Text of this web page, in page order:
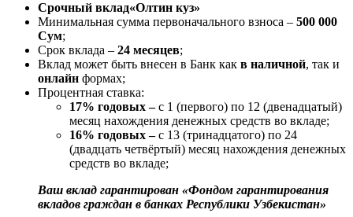
Срочный вклад«Олтин куз»
Минимальная сумма первоначального взноса – 500 000
Сум;
Срок вклада – 24 месяцев;
Вклад может быть внесен в Банк как в наличной, так и
онлайн формах;
Процентная ставка:
17% годовых –с 1 (первого) по 12 (двенадцатый)
месяц нахождения денежных средств во вкладе;
16% годовых –с 13 (тринадцатого) по 24
(двадцать четвёртый) месяц нахождения денежных
средств во вкладе;
Ваш вклад гарантирован «Фондом гарантирования
вкладов граждан в банках Республики Узбекистан»